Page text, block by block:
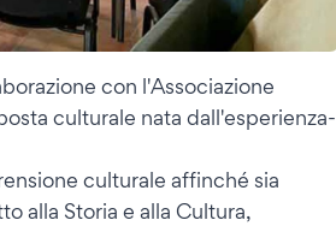
con l'Associazione
culturale nata dall'esperienza-
culturale affinché sia
alla Storia e alla Cultura,